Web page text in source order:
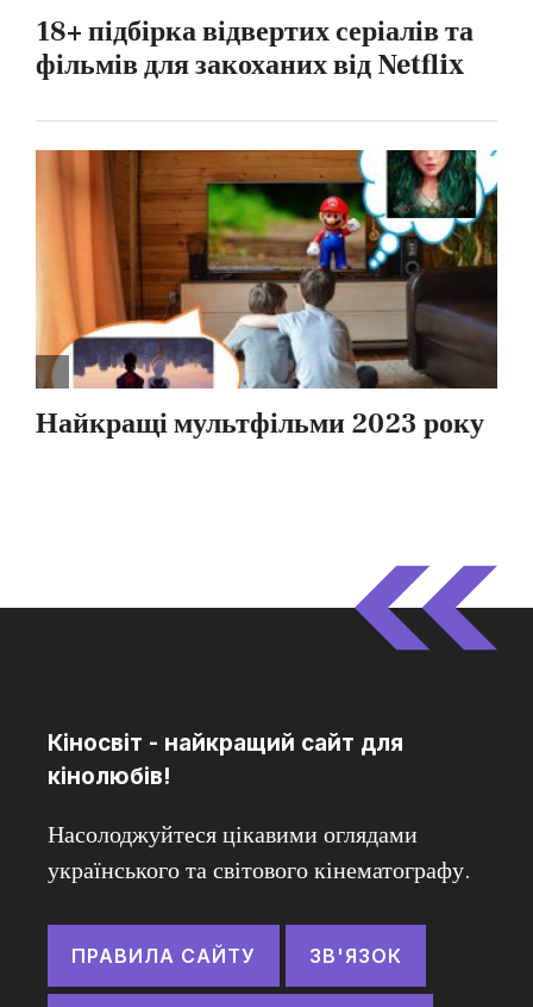
Кіносвіт - найкращий сайт для
кінолюбів!
Насолоджуйтеся цікавими оглядами
українського та світового кінематографу.
ПРАВИЛА САЙТУ ЗВ'ЯЗОК